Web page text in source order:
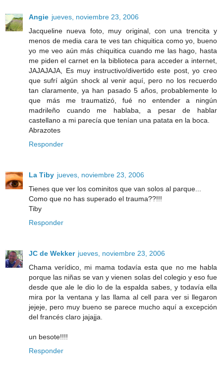
Angie jueves, noviembre 23, 2006
Jacqueline nueva foto, muy original, con una trencita y
menos de media cara te ves tan chiquitica como yo, bueno
yo me veo aún más chiquitica cuando me las hago, hasta
me piden el carnet en la biblioteca para acceder a internet,
JAJAJAJA, Es muy instructivo/divertido este post, yo creo
que sufrí algún shock al venir aquí, pero no los recuerdo
tan claramente, ya han pasado 5 años, probablemente lo
que más me traumatizó, fué no entender a ningún
madrileño cuando me hablaba, a pesar de hablar
castellano a mi parecía que tenían una patata en la boca.
Abrazotes
Responder
La Tiby jueves, noviembre 23, 2006
Tienes que ver los cominitos que van solos al parque...
Como que no has superado el trauma??!!!
Tiby
Responder
JC de Wekker jueves, noviembre 23, 2006
Chama verídico, mi mama todavía esta que no me habla
porque las niñas se van y vienen solas del colegio y eso fue
desde que ale le dio lo de la espalda sabes, y todavía ella
mira por la ventana y las llama al cell para ver si llegaron
jejeje, pero muy bueno se parece mucho aquí a excepción
del francés claro jajajja.
un besote!!!!
Responder